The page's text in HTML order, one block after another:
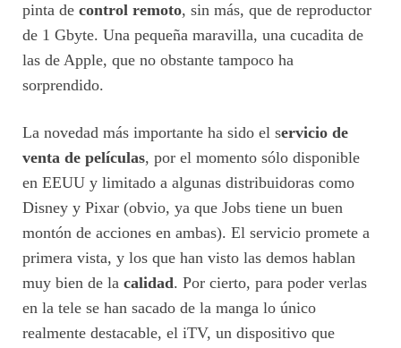
pinta de control remoto, sin más, que de reproductor
de 1 Gbyte. Una pequeña maravilla, una cucadita de
las de Apple, que no obstante tampoco ha
sorprendido.
La novedad más importante ha sido el servicio de
venta de películas, por el momento sólo disponible
en EEUU y limitado a algunas distribuidoras como
Disney y Pixar (obvio, ya que Jobs tiene un buen
montón de acciones en ambas). El servicio promete a
primera vista, y los que han visto las demos hablan
muy bien de la calidad. Por cierto, para poder verlas
en la tele se han sacado de la manga lo único
realmente destacable, el iTV, un dispositivo que